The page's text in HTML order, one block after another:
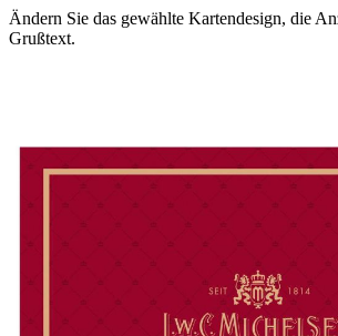
Ändern Sie das gewählte Kartendesign, die
Grußtext.